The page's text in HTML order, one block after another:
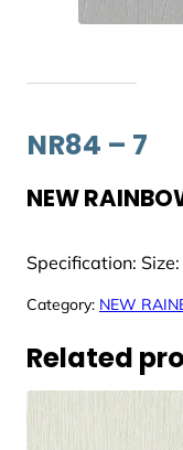
NR84 – 7
NEW
Specification:
Category: NEW
Related